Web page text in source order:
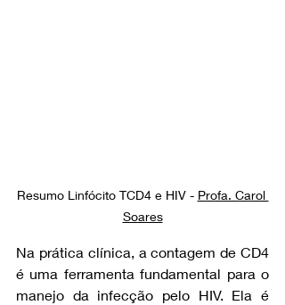
Resumo Linfócito TCD4 e HIV - Profa. Carol
Soares
Na prática clínica, a contagem de CD4
é uma ferramenta fundamental para o
manejo da infecção pelo HIV. Ela é